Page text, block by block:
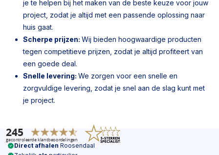
je te helpen bij het maken van de beste keuze voor jouw
project, zodat je altijd met een passende oplossing naar
huis gaat.
Scherpe prijzen: Wij bieden hoogwaardige producten
tegen competitieve prijzen, zodat je altijd profiteert van
een goede deal.
Snelle levering: We zorgen voor een snelle en
zorgvuldige levering, zodat je snel aan de slag kunt met
je project.
Direct afhalen Roosendaal